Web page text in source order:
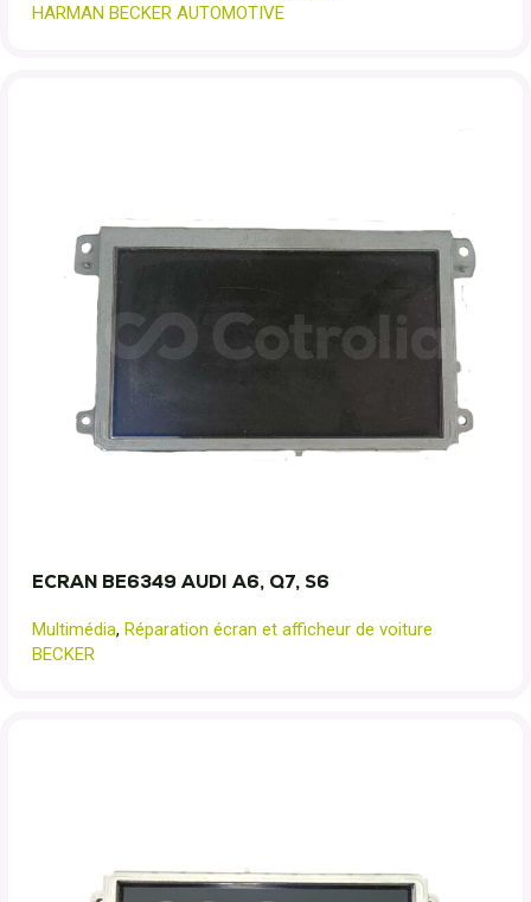
HARMAN BECKER AUTOMOTIVE
ECRAN BE6349 AUDI A6, Q7, S6
Multimédia, Réparation écran et afficheur de voiture
BECKER